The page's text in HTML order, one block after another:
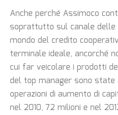
Anche perché Assimoco
soprattutto sul canale delle
mondo del credito
terminale ideale, ancorché
cui far veicolare i prodotti
del top manager sono
operazioni di aumento di
nel 2010, 72 milioni e nel